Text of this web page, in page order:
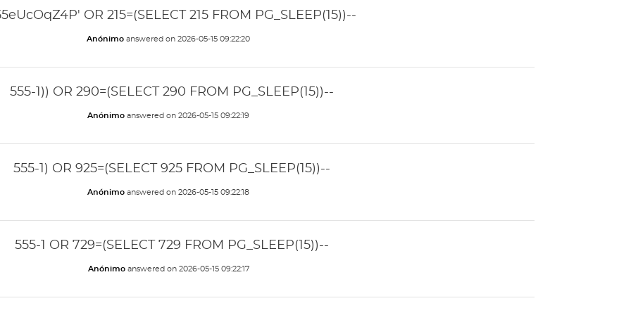
OR 215=(SELECT 215 FROM PG_SLEEP(15))--
Anónimo answered on 2026-05-15 09:22:20
555-1)) OR 290=(SELECT 290 FROM PG_SLEEP(15))--
Anónimo answered on 2026-05-15 09:22:19
555-1) OR 925=(SELECT 925 FROM PG_SLEEP(15))--
Anónimo answered on 2026-05-15 09:22:18
555-1 OR 729=(SELECT 729 FROM PG_SLEEP(15))--
Anónimoanswered on 2026-05-15 09:22:17